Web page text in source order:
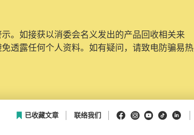
。如接获以消委会名义发出的产品回收相关来
透露任何个人资料。如有疑问，请致电防骗易热
已收藏文章 联络我们 Facebook
Instagram
Youtube
抖音领英